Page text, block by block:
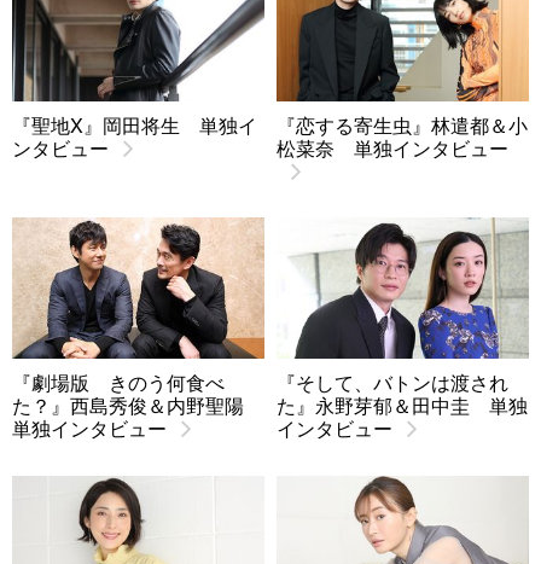
『聖地X』岡田将生 単独イ
ンタビュー
『恋する寄生虫』林遣都＆小
松菜奈 単独インタビュー
『劇場版 きのう何食べ
た？』西島秀俊＆内野聖陽
単独インタビュー
『そして、バトンは渡され
た』永野芽郁＆田中圭 単独
インタビュー